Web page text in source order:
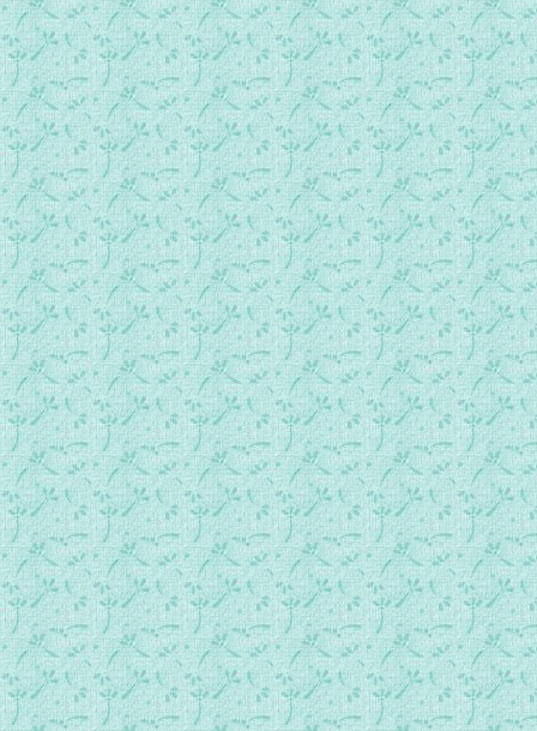
062.常年期第九周星期二.mp3
063.常年期第九周星期三.mp3
064.常年期第九周星期四.mp3
065.常年期第九周星期五.mp3
066.常年期第九周星期六.mp3
067.圣三节.mp3
068.常年期第十周星期一.mp3
069.常年期第十周星期二.mp3
070.常年期第十周星期三.mp3
071.基督圣体圣血瞻礼.mp3
072.常年期第十周星期五.mp3
073.常年期第十周星期六.mp3
074.常年期第十一周主日.mp3
075.常年期第11周星期一.mp3
076.常年期第11周星期二.mp3
077.常年期第11周星期三.mp3
078.常年期第11周星期四.mp3